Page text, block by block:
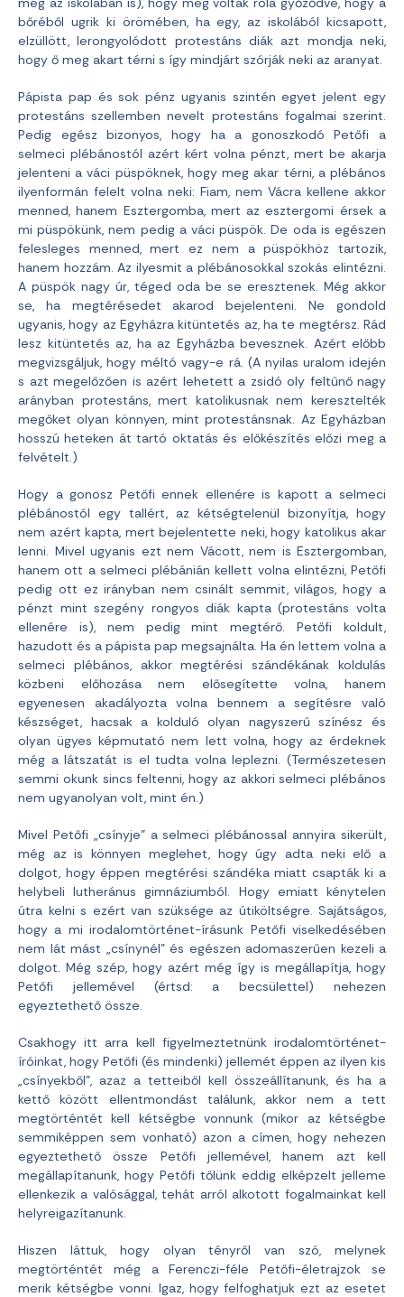
bőréből ugrik ki örömében, ha egy, az iskolából kicsapott,
elzüllött, lerongyolódott protestáns diák azt mondja neki,
hogy ő meg akart térni s így mindjárt szórják neki az aranyat.
Pápista pap és sok pénz ugyanis szintén egyet jelent egy
protestáns szellemben nevelt protestáns fogalmai szerint.
Pedig egész bizonyos, hogy ha a gonoszkodó Petőfi a
selmeci plébánostól azért kért volna pénzt, mert be akarja
jelenteni a váci püspöknek, hogy meg akar térni, a plébános
ilyenformán felelt volna neki: Fiam, nem Vácra kellene akkor
menned, hanem Esztergomba, mert az esztergomi érsek a
mi püspökünk, nem pedig a váci püspök. De oda is egészen
felesleges menned, mert ez nem a püspökhöz tartozik,
hanem hozzám. Az ilyesmit a plébánosokkal szokás elintézni.
A püspök nagy úr, téged oda be se eresztenek. Még akkor
se, ha megtérésedet akarod bejelenteni. Ne gondold
ugyanis, hogy az Egyházra kitüntetés az, ha te megtérsz. Rád
lesz kitüntetés az, ha az Egyházba bevesznek. Azért előbb
megvizsgáljuk, hogy méltó vagy-e rá. (A nyilas uralom idején
s azt megelőzően is azért lehetett a zsidó oly feltűnő nagy
arányban protestáns, mert katolikusnak nem keresztelték
megőket olyan könnyen, mint protestánsnak. Az Egyházban
hosszú heteken át tartó oktatás és előkészítés előzi meg a
felvételt.)
Hogy a gonosz Petőfi ennek ellenére is kapott a selmeci
plébánostól egy tallért, az kétségtelenül bizonyítja, hogy
nem azért kapta, mert bejelentette neki, hogy katolikus akar
lenni. Mivel ugyanis ezt nem Vácott, nem is Esztergomban,
hanem ott a selmeci plébánián kellett volna elintézni, Petőfi
pedig ott ez irányban nem csinált semmit, világos, hogy a
pénzt mint szegény rongyos diák kapta (protestáns volta
ellenére is), nem pedig mint megtérő. Petőfi koldult,
hazudott és a pápista pap megsajnálta. Ha én lettem volna a
selmeci plébános, akkor megtérési szándékának koldulás
közbeni előhozása nem elősegítette volna, hanem
egyenesen akadályozta volna bennem a segítésre való
készséget, hacsak a kolduló olyan nagyszerű színész és
olyan ügyes képmutató nem lett volna, hogy az érdeknek
még a látszatát is el tudta volna leplezni. (Természetesen
semmi okunk sincs feltenni, hogy az akkori selmeci plébános
nem ugyanolyan volt, mint én.)
Mivel Petőfi „csínyje” a selmeci plébánossal annyira sikerült,
még az is könnyen meglehet, hogy úgy adta neki elő a
dolgot, hogy éppen megtérési szándéka miatt csapták ki a
helybeli lutheránus gimnáziumból. Hogy emiatt kénytelen
útra kelni s ezért van szüksége az útiköltségre. Sajátságos,
hogy a mi irodalomtörténet-írásunk Petőfi viselkedésében
nem lát mást „csínynél” és egészen adomaszerűen kezeli a
dolgot. Még szép, hogy azért még így is megállapítja, hogy
Petőfi jellemével (értsd: a becsülettel) nehezen
egyeztethető össze.
Csakhogy itt arra kell figyelmeztetnünk irodalomtörténet-
íróinkat, hogy Petőfi (és mindenki) jellemét éppen az ilyen kis
„csínyekből”, azaz a tetteiből kell összeállítanunk, és ha a
kettő között ellentmondást találunk, akkor nem a tett
megtörténtét kell kétségbe vonnunk (mikor az kétségbe
semmiképpen sem vonható) azon a címen, hogy nehezen
egyeztethető össze Petőfi jellemével, hanem azt kell
megállapítanunk, hogy Petőfi tőlünk eddig elképzelt jelleme
ellenkezik a valósággal, tehát arról alkotott fogalmainkat kell
helyreigazítanunk.
Hiszen láttuk, hogy olyan tényről van szó, melynek
megtörténtét még a Ferenczi-féle Petőfi-életrajzok se
merik kétségbe vonni. Igaz, hogy felfoghatjuk ezt az esetet